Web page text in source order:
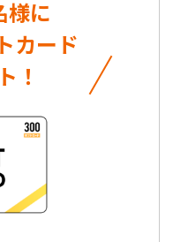
様に
カード
！